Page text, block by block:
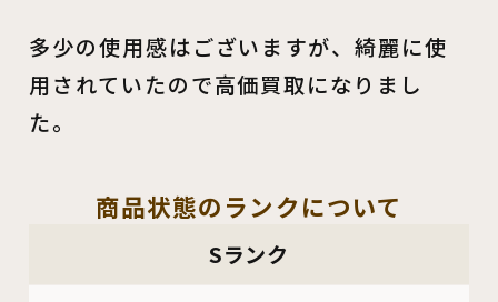
多少の使用感はございますが、綺麗に使
用されていたので高価買取になりまし
た。
商品状態のランクについて
Sランク